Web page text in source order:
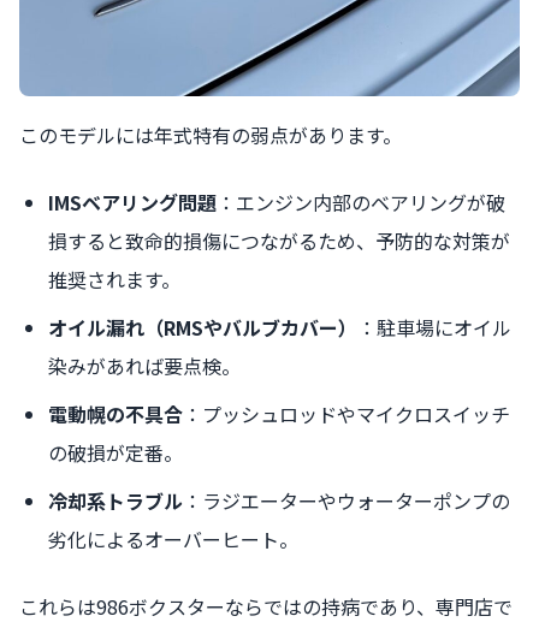
このモデルには年式特有の弱点があります。
IMSベアリング問題 ：エンジン内部のベアリングが破
損すると致命的損傷につながるため、予防的な対策が
推奨されます。
オイル漏れ（RMSやバルブカバー）
：駐車場にオイル
染みがあれば要点検。
電動幌の不具合 ：プッシュロッドやマイクロスイッチ
の破損が定番。
冷却系トラブル ：ラジエーターやウォーターポンプの
劣化によるオーバーヒート。
これらは986ボクスターならではの持病であり、専門店で